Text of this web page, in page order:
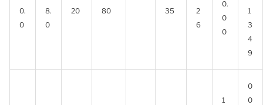
0.
0
8.
0
20 80 35
2
6
0.
0
0
1
3
4
9
1
0
0